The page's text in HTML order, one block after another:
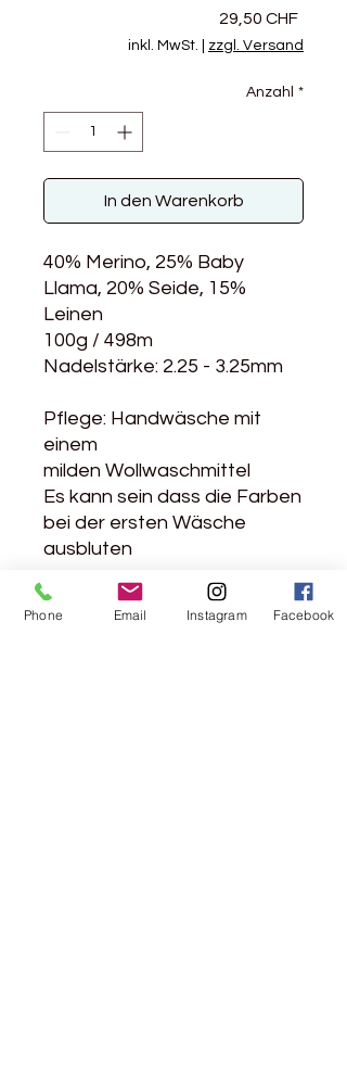
29,50 CHFPreis
inkl. MwSt. zzgl. Versand
Anzahl *
In den Warenkorb
40% Merino, 25% Baby
Llama, 20% Seide, 15%
Leinen
100g / 498m
Nadelstärke: 2.25 - 3.25mm
Pflege: Handwäsche mit
einem
milden Wollwaschmittel
Es kann sein dass die Farben
bei der ersten Wäsche
ausbluten
z.Z. nicht lieferbar
Phone Email Instagram Facebook